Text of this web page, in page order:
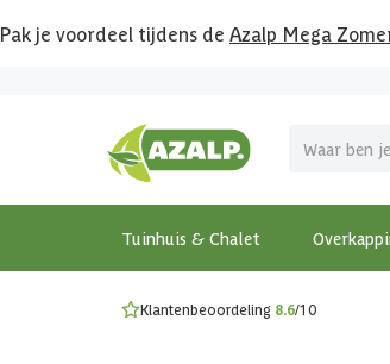
Pak je voordeel tijdens de Azalp Mega
Tuinhuis & Chalet
MEGA zomer kortingen op
Bekijk de actiemodellen
Gratis wandplankset
Ontdek onze metalen
Klantenbeoordeling 8.6/10